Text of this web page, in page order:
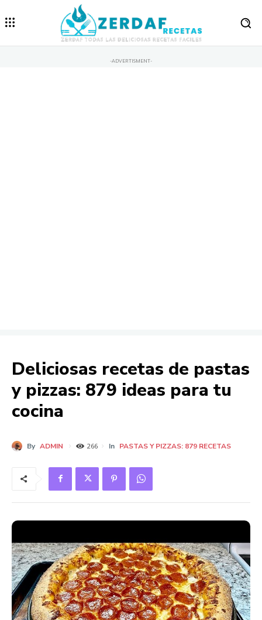
-ADVERTISMENT-
Deliciosas recetas de pastas
y pizzas: 879 ideas para tu
cocina
By ADMIN 266 In PASTAS Y PIZZAS: 879 RECETAS